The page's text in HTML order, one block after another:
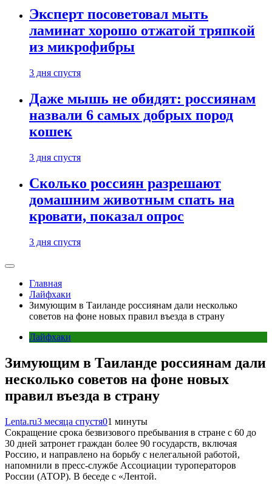
Эксперт посоветовал мыть
ламинат хорошо отжатой тряпкой
из микрофибры
3 дня спустя
Даже мышь не обидят: россиянам
назвали 6 самых добрых пород
кошек
3 дня спустя
Сколько россиян разрешают
домашним животным спать на
кровати, показал опрос
3 дня спустя
Главная
Лайфхаки
Зимующим в Таиланде россиянам дали несколько
советов на фоне новых правил въезда в страну
Лайфхаки
Зимующим в Таиланде россиянам дали
несколько советов на фоне новых
правил въезда в страну
Lenta.ru3 месяца спустя01 минуты
Сокращение срока безвизового пребывания в стране с 60 до
30 дней затронет граждан более 90 государств, включая
Россию, и направлено на борьбу с нелегальной работой,
напомнили в пресс-службе Ассоциации туроператоров
России (АТОР). В беседе с «Лентой.